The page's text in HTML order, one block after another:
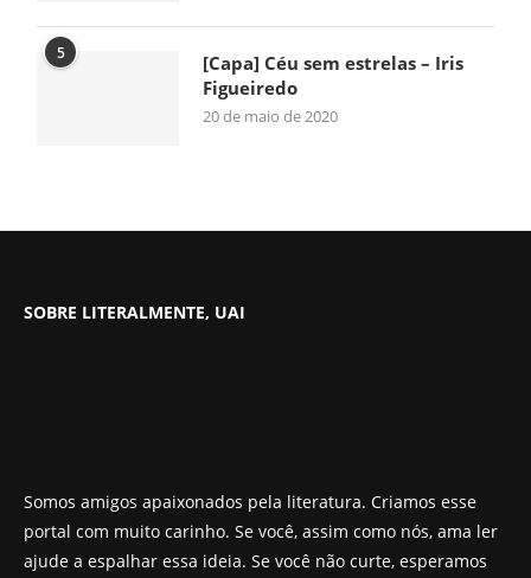
5
[Capa] Céu sem estrelas – Iris
Figueiredo
20 de maio de 2020
SOBRE LITERALMENTE, UAI
Somos amigos apaixonados pela literatura. Criamos esse
portal com muito carinho. Se você, assim como nós, ama ler
ajude a espalhar essa ideia. Se você não curte, esperamos